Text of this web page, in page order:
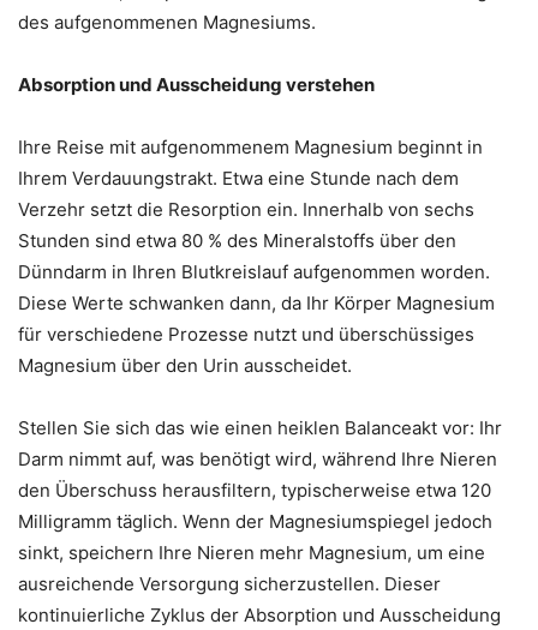
des aufgenommenen Magnesiums.
Absorption und Ausscheidung verstehen
Ihre Reise mit aufgenommenem Magnesium beginnt in
Ihrem Verdauungstrakt. Etwa eine Stunde nach dem
Verzehr setzt die Resorption ein. Innerhalb von sechs
Stunden sind etwa 80 % des Mineralstoffs über den
Dünndarm in Ihren Blutkreislauf aufgenommen worden.
Diese Werte schwanken dann, da Ihr Körper Magnesium
für verschiedene Prozesse nutzt und überschüssiges
Magnesium über den Urin ausscheidet.
Stellen Sie sich das wie einen heiklen Balanceakt vor: Ihr
Darm nimmt auf, was benötigt wird, während Ihre Nieren
den Überschuss herausfiltern, typischerweise etwa 120
Milligramm täglich. Wenn der Magnesiumspiegel jedoch
sinkt, speichern Ihre Nieren mehr Magnesium, um eine
ausreichende Versorgung sicherzustellen. Dieser
kontinuierliche Zyklus der Absorption und Ausscheidung